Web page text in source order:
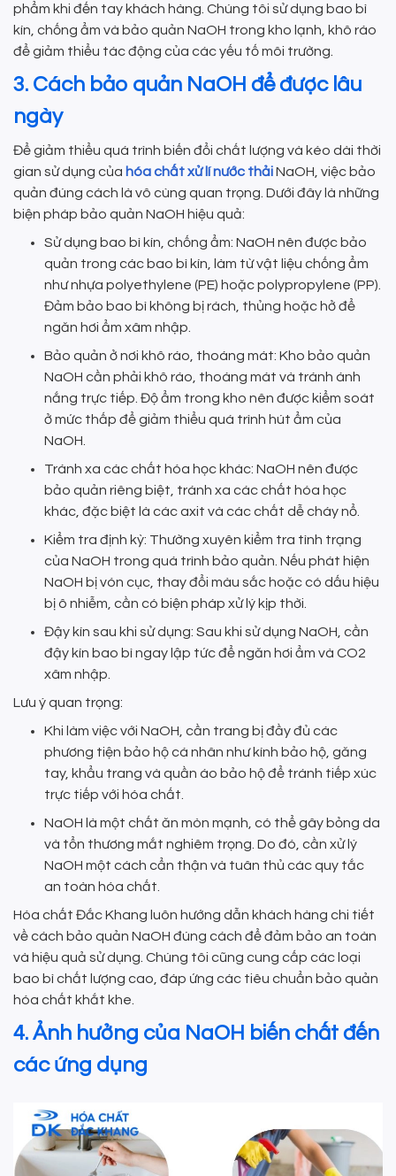
phẩm khi đến tay khách hàng. Chúng tôi sử dụng bao bì
kín, chống ẩm và bảo quản NaOH trong kho lạnh, khô ráo
để giảm thiểu tác động của các yếu tố môi trường.
3. Cách bảo quản NaOH để được lâu
ngày
Để giảm thiểu quá trình biến đổi chất lượng và kéo dài thời
gian sử dụng của hóa chất xử lí nước thảiNaOH, việc bảo
quản đúng cách là vô cùng quan trọng. Dưới đây là những
biện pháp bảo quản NaOH hiệu quả:
Sử dụng bao bì kín, chống ẩm: NaOH nên được bảo
quản trong các bao bì kín, làm từ vật liệu chống ẩm
như nhựa polyethylene (PE) hoặc polypropylene (PP).
Đảm bảo bao bì không bị rách, thủng hoặc hở để
ngăn hơi ẩm xâm nhập.
Bảo quản ở nơi khô ráo, thoáng mát: Kho bảo quản
NaOH cần phải khô ráo, thoáng mát và tránh ánh
nắng trực tiếp. Độ ẩm trong kho nên được kiểm soát
ở mức thấp để giảm thiểu quá trình hút ẩm của
NaOH.
Tránh xa các chất hóa học khác: NaOH nên được
bảo quản riêng biệt, tránh xa các chất hóa học
khác, đặc biệt là các axit và các chất dễ cháy nổ.
Kiểm tra định kỳ: Thường xuyên kiểm tra tình trạng
của NaOH trong quá trình bảo quản. Nếu phát hiện
NaOH bị vón cục, thay đổi màu sắc hoặc có dấu hiệu
bị ô nhiễm, cần có biện pháp xử lý kịp thời.
Đậy kín sau khi sử dụng: Sau khi sử dụng NaOH, cần
đậy kín bao bì ngay lập tức để ngăn hơi ẩm và CO2
xâm nhập.
Lưu ý quan trọng:
Khi làm việc với NaOH, cần trang bị đầy đủ các
phương tiện bảo hộ cá nhân như kính bảo hộ, găng
tay, khẩu trang và quần áo bảo hộ để tránh tiếp xúc
trực tiếp với hóa chất.
NaOH là một chất ăn mòn mạnh, có thể gây bỏng da
và tổn thương mắt nghiêm trọng. Do đó, cần xử lý
NaOH một cách cẩn thận và tuân thủ các quy tắc
an toàn hóa chất.
Hóa chất Đắc Khang luôn hướng dẫn khách hàng chi tiết
về cách bảo quản NaOH đúng cách để đảm bảo an toàn
và hiệu quả sử dụng. Chúng tôi cũng cung cấp các loại
bao bì chất lượng cao, đáp ứng các tiêu chuẩn bảo quản
hóa chất khắt khe.
4. Ảnh hưởng của NaOH biến chất đến
các ứng dụng